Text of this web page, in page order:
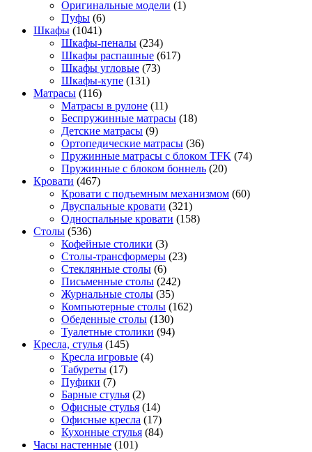
Оригинальные модели (1)
Пуфы (6)
Шкафы (1041)
Шкафы-пеналы (234)
Шкафы распашные (617)
Шкафы угловые (73)
Шкафы-купе (131)
Матрасы (116)
Матрасы в рулоне (11)
Беспружинные матрасы (18)
Детские матрасы (9)
Ортопедические матрасы (36)
Пружинные матрасы с блоком TFK (74)
Пружинные с блоком боннель (20)
Кровати (467)
Кровати с подъемным механизмом (60)
Двуспальные кровати (321)
Односпальные кровати (158)
Столы (536)
Кофейные столики (3)
Столы-трансформеры (23)
Стеклянные столы (6)
Письменные столы (242)
Журнальные столы (35)
Компьютерные столы (162)
Обеденные столы (130)
Туалетные столики (94)
Кресла, стулья (145)
Кресла игровые (4)
Табуреты (17)
Пуфики (7)
Барные стулья (2)
Офисные стулья (14)
Офисные кресла (17)
Кухонные стулья (84)
Часы настенные (101)